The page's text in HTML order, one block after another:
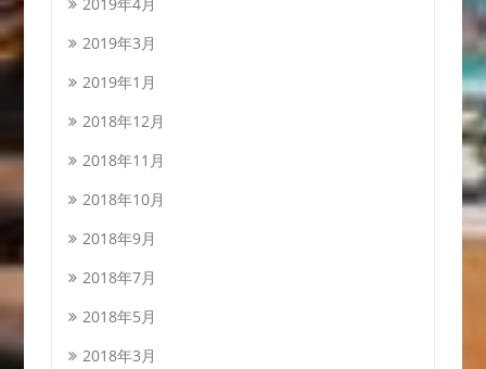
2019年3月
2019年1月
2018年12月
2018年11月
2018年10月
2018年9月
2018年7月
2018年5月
2018年3月